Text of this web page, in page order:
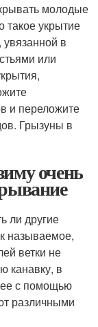
молодые
такое укрытие
в
или
и переложите
Грызуны в
очень
ли другие
называемое,
ветки не
канавку, в
ее с помощью
различными